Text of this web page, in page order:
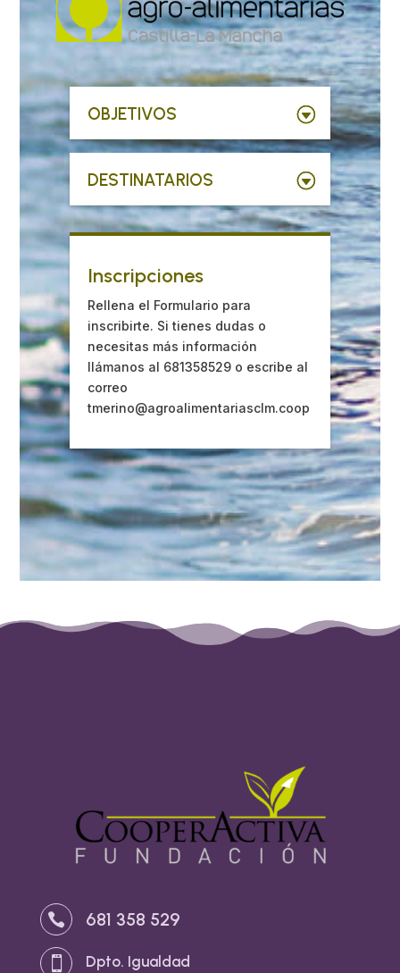
OBJETIVOS
DESTINATARIOS
Inscripciones
Rellena el Formulario para
inscribirte. Si tienes dudas o
necesitas más información
llámanos al 681358529 o escribe al
correo
tmerino@agroalimentariasclm.coop
 681 358 529

Dpto. Igualdad